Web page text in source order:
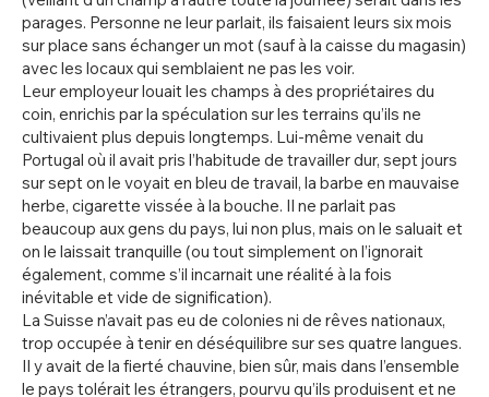
parages. Personne ne leur parlait, ils faisaient leurs six mois
sur place sans échanger un mot (sauf à la caisse du magasin)
avec les locaux qui semblaient ne pas les voir.
Leur employeur louait les champs à des propriétaires du
coin, enrichis par la spéculation sur les terrains qu’ils ne
cultivaient plus depuis longtemps. Lui-même venait du
Portugal où il avait pris l’habitude de travailler dur, sept jours
sur sept on le voyait en bleu de travail, la barbe en mauvaise
herbe, cigarette vissée à la bouche. Il ne parlait pas
beaucoup aux gens du pays, lui non plus, mais on le saluait et
on le laissait tranquille (ou tout simplement on l’ignorait
également, comme s’il incarnait une réalité à la fois
inévitable et vide de signification).
La Suisse n’avait pas eu de colonies ni de rêves nationaux,
trop occupée à tenir en déséquilibre sur ses quatre langues.
Il y avait de la fierté chauvine, bien sûr, mais dans l’ensemble
le pays tolérait les étrangers, pourvu qu’ils produisent et ne